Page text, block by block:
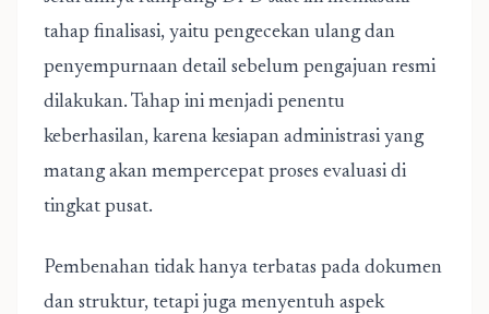
tahap finalisasi, yaitu pengecekan ulang dan
penyempurnaan detail sebelum pengajuan resmi
dilakukan. Tahap ini menjadi penentu
keberhasilan, karena kesiapan administrasi yang
matang akan mempercepat proses evaluasi di
tingkat pusat.
Pembenahan tidak hanya terbatas pada dokumen
dan struktur, tetapi juga menyentuh aspek